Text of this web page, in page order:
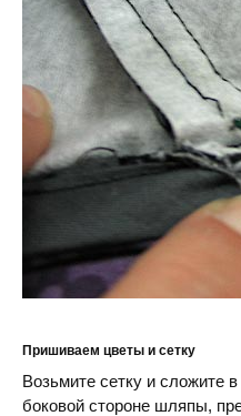
Пришиваем цветы и сетку
Возьмите сетку и сложите
боковой стороне шляпы,